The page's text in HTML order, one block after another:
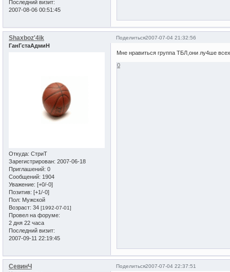
Последний визит:
2007-08-06 00:51:45
Поделиться2007-07-04 21:32:56
Shaxboz'4ik
ГанГстаАдмиН
Откуда: СтриТ
Зарегистрирован: 2007-06-18
Приглашений: 0
Сообщений: 1904
Уважение: [+0/-0]
Позитив: [+1/-0]
Пол: Мужской
Возраст: 34 [1992-07-01]
Провел на форуме:
2 дня 22 часа
Последний визит:
2007-09-11 22:19:45
Мне нравиться группа ТБЛ,они лу4ше
0
Поделиться2007-07-04 22:37:51
СевинЧ